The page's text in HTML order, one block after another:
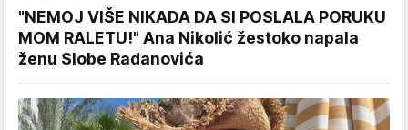
"NEMOJ VIŠE NIKADA DA SI POSLALA PORUKU
MOM RALETU!" Ana Nikolić žestoko napala
ženu Slobe Radanovića